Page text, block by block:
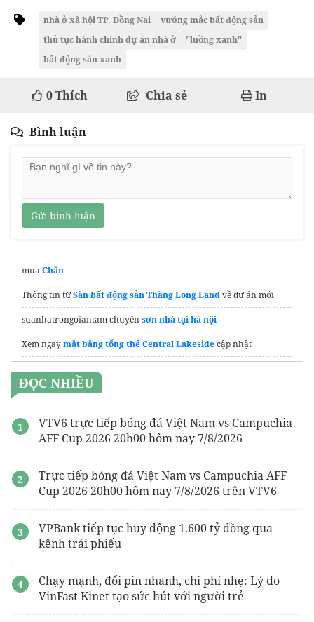
nhà ở xã hội TP. Đồng Nai
vướng mắc bất động sản
thủ tục hành chính dự án nhà ở
"luồng xanh"
bất động sản xanh
0Thích Chia sẻ In
Bình luận
Gửi bình luận
muaChăn
Thông tin từSàn bất động sản Thăng Long Landvề dự án mới
suanhatrongoiantam chuyênsơn nhà tại hà nội
Xem ngaymặt bằng tổng thể Central Lakesidecập nhật
căn hộ 3 phòng ngủ
Đơn vịthiết kế nội thất văn phòng Uy tín
Tư vấn lựa chọntấm inox
Dự án D'.Diamant BleuLong Biên
CapitaLandMaison Privee
Chung cư Vũ Yên
ĐỌC NHIỀU
VTV6 trực tiếp bóng đá Việt Nam vs Campuchia
AFF Cup 2026 20h00 hôm nay 7/8/2026
Trực tiếp bóng đá Việt Nam vs Campuchia AFF
Cup 2026 20h00 hôm nay 7/8/2026 trên VTV6
VPBank tiếp tục huy động 1.600 tỷ đồng qua
kênh trái phiếu
Chạy mạnh, đổi pin nhanh, chi phí nhẹ: Lý do
VinFast Kinet tạo sức hút với người trẻ